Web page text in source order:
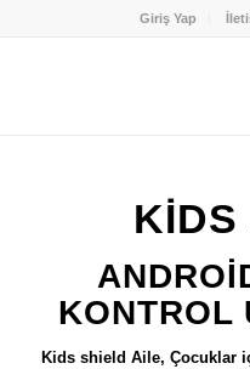
Giriş Yap
KİDS
KONTROL
Kids shield Aile, Çocuklar